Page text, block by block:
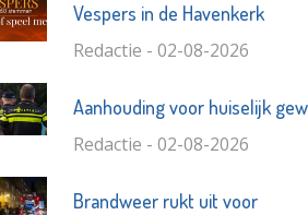
Vespers in de Havenkerk
Redactie - 02-08-2026
Aanhouding voor huiselijk
Redactie - 02-08-2026
Brandweer rukt uit voor